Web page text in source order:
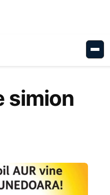
simion